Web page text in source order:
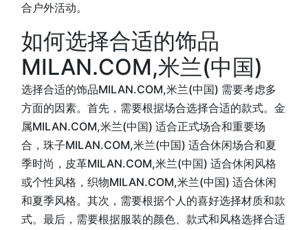
合户外活动。
如何选择合适的饰品
MILAN.COM,米兰(中国)
选择合适的饰品MILAN.COM,米兰(中国) 需要考虑多
方面的因素。首先，需要根据场合选择合适的款式。金
属MILAN.COM,米兰(中国) 适合正式场合和重要场
合，珠子MILAN.COM,米兰(中国) 适合休闲场合和夏
季时尚，皮革MILAN.COM,米兰(中国) 适合休闲风格
或个性风格，织物MILAN.COM,米兰(中国) 适合休闲
和夏季风格。其次，需要根据个人的喜好选择材质和款
式。最后，需要根据服装的颜色、款式和风格选择合适